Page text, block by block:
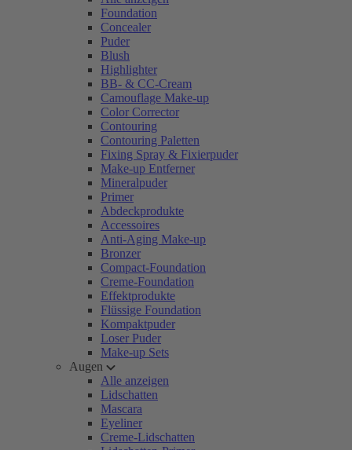
Foundation
Concealer
Puder
Blush
Highlighter
BB- & CC-Cream
Camouflage Make-up
Color Corrector
Contouring
Contouring Paletten
Fixing Spray & Fixierpuder
Make-up Entferner
Mineralpuder
Primer
Abdeckprodukte
Accessoires
Anti-Aging Make-up
Bronzer
Compact-Foundation
Creme-Foundation
Effektprodukte
Flüssige Foundation
Kompaktpuder
Loser Puder
Make-up Sets
Augen
Alle anzeigen
Lidschatten
Mascara
Eyeliner
Creme-Lidschatten